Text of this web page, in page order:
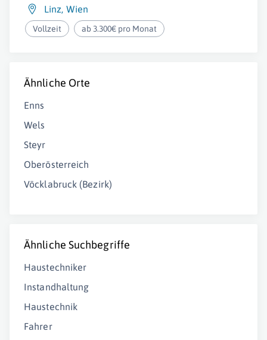
Linz, Wien
Vollzeit ab 3.300€ pro Monat
Ähnliche Orte
Enns
Wels
Steyr
Oberösterreich
Vöcklabruck (Bezirk)
Ähnliche Suchbegriffe
Haustechniker
Instandhaltung
Haustechnik
Fahrer